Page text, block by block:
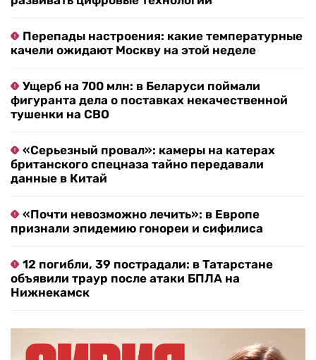
Перепады настроения: какие температурные
качели ожидают Москву на этой неделе
Ущерб на 700 млн: в Беларуси поймали
фигуранта дела о поставках некачественной
тушенки на СВО
«Серьезный провал»: камеры на катерах
британского спецназа тайно передавали
данные в Китай
«Почти невозможно лечить»: в Европе
признали эпидемию гонореи и сифилиса
12 погибли, 39 пострадали: в Татарстане
объявили траур после атаки БПЛА на
Нижнекамск